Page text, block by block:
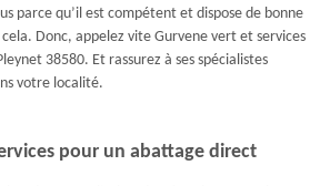
parce qu’il est compétent et dispose de bonne
Donc, appelez vite Gurvene vert et services
38580. Et rassurez à ses spécialistes
votre localité.
pour un abattage direct